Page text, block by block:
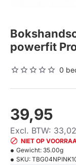
powerfit
0
39,95
Excl. BTW: 33,02
NIET OP
Gewicht: 35.00g
SKU: